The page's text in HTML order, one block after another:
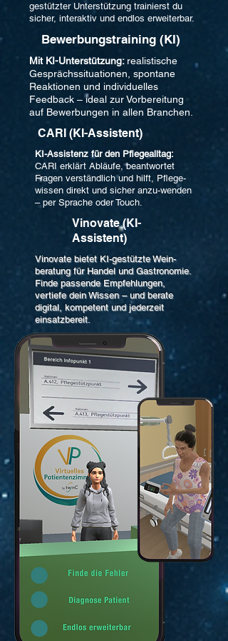
gestützter Unterstützung trainierst du
sicher, interaktiv und endlos erweiterbar.
Bewerbungstraining (KI)
Mit KI-Unterstützung: realistische
Gesprächssituationen, spontane
Reaktionen und individuelles
Feedback – ideal zur Vorbereitung
auf Bewerbungen in allen Branchen.
CARI (KI-Assistent)
KI-Assistenz für den Pflegealltag:
CARI erklärt Abläufe, beantwortet
Fragen verständlich und hilft, Pflege-
wissen direkt und sicher anzu-wenden
– per Sprache oder Touch.
Vinovate (KI-
Assistent)
Vinovate bietet KI-gestützte Wein-
beratung für Handel und Gastronomie.
Finde passende Empfehlungen,
vertiefe dein Wissen – und berate
digital, kompetent und jederzeit
einsatzbereit.